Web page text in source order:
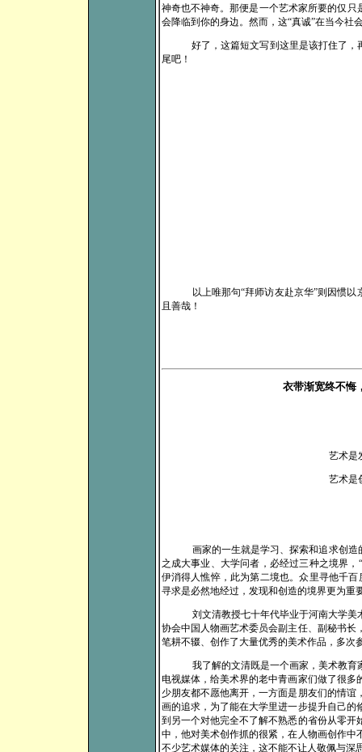
神奇也不神奇。那便是一个艺术家所要的仅
会降临到你的身边。然而，这“真诚”在当今社
好了，这篇短文写到这里是该打住了
尾吧！
以上唯那句“拜师访友赴京华”则因惯
且善哉！
衣带渐宽终不悔
艺术是
艺术是
画家的一生就是学习、探索和追求创
之成大事业、大学问者，必经过三种之境界
伊消得人憔悴，此为第二境也。众里寻他千
寻求是必然地经过，发现和创造的境界更为重
刘文清教授七十年代毕业于河南大学
协会中国人物画艺术委员会副主任、副秘书
笔耕不辍、创作了大量优秀的美术作品，多次
我了解的文清既是一个画家，美术教
电视媒体，给美术界的老中青画家们做了很
少朋友都不愿他离开，一方面是朋友们的情
画的追求，为了能在大学里进一步提升自己
到另一个对他完全不了解不熟悉的省份从零
中，他对美术创作抓的很紧，在人物画创作
不少艺术媒体的关注，这不能不让人敬佩与深